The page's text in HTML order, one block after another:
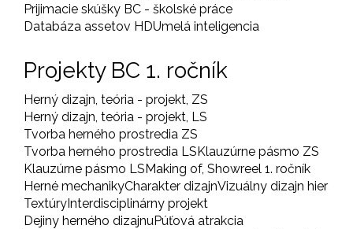
Prijimacie skúšky BC - školské práce
Databáza assetov HDUmelá inteligencia
Projekty BC 1. ročník
Herný dizajn, teória - projekt, ZS
Herný dizajn, teória - projekt, LS
Tvorba herného prostredia ZS
Tvorba herného prostredia LSKlauzúrne pásmo ZS
Klauzúrne pásmo LSMaking of, Showreel 1. ročník
Herné mechanikyCharakter dizajnVizuálny dizajn hier
TextúryInterdisciplinárny projekt
Dejiny herného dizajnuPúťová atrakcia